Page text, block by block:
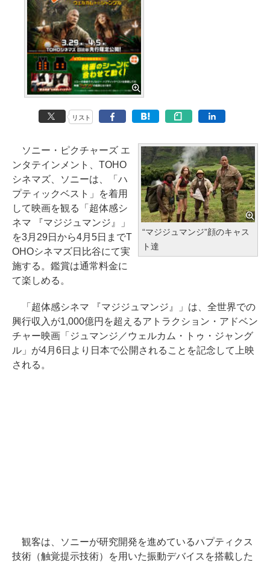
リスト
“マジジュマンジ”顔のキャス
ト達
ソニー・ピクチャーズ エ
ンタテインメント、TOHO
シネマズ、ソニーは、「ハ
プティックベスト」を着用
して映画を観る「超体感シ
ネマ 『マジジュマンジ』」
を3月29日から4月5日までT
OHOシネマズ日比谷にて実
施する。鑑賞は通常料金に
て楽しめる。
「超体感シネマ 『マジジュマンジ』」は、全世界での
興行収入が1,000億円を超えるアトラクション・アドベン
チャー映画「ジュマンジ／ウェルカム・トゥ・ジャング
ル」が4月6日より日本で公開されることを記念して上映
される。
観客は、ソニーが研究開発を進めているハプティクス
技術（触覚提示技術）を用いた振動デバイスを搭載した